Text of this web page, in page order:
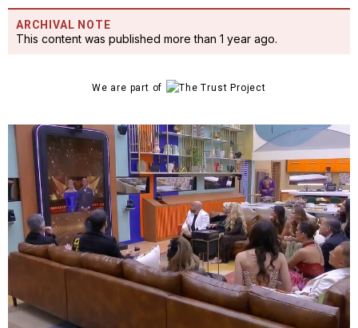
ARCHIVAL NOTE
This content was published more than 1 year ago.
We are part of